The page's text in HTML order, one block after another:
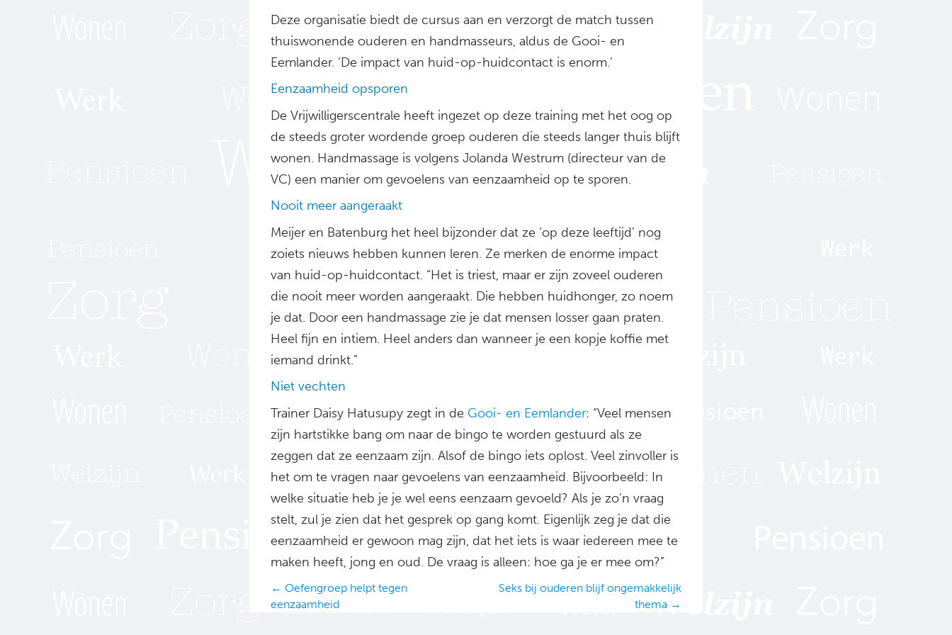
Deze organisatie biedt de cursus aan en verzorgt de match tussen
thuiswonende ouderen en handmasseurs, aldus de Gooi- en
Eemlander. ‘De impact van huid-op-huidcontact is enorm.’
Eenzaamheid opsporen
De Vrijwilligerscentrale heeft ingezet op deze training met het oog op
de steeds groter wordende groep ouderen die steeds langer thuis blijft
wonen. Handmassage is volgens Jolanda Westrum (directeur van de
VC) een manier om gevoelens van eenzaamheid op te sporen.
Nooit meer aangeraakt
Meijer en Batenburg het heel bijzonder dat ze ‘op deze leeftijd’ nog
zoiets nieuws hebben kunnen leren. Ze merken de enorme impact
van huid-op-huidcontact. “Het is triest, maar er zijn zoveel ouderen
die nooit meer worden aangeraakt. Die hebben huidhonger, zo noem
je dat. Door een handmassage zie je dat mensen losser gaan praten.
Heel fijn en intiem. Heel anders dan wanneer je een kopje koffie met
iemand drinkt.”
Niet vechten
Trainer Daisy Hatusupy zegt in de Gooi- en Eemlander: “Veel mensen
zijn hartstikke bang om naar de bingo te worden gestuurd als ze
zeggen dat ze eenzaam zijn. Alsof de bingo iets oplost. Veel zinvoller is
het om te vragen naar gevoelens van eenzaamheid. Bijvoorbeeld: In
welke situatie heb je je wel eens eenzaam gevoeld? Als je zo’n vraag
stelt, zul je zien dat het gesprek op gang komt. Eigenlijk zeg je dat die
eenzaamheid er gewoon mag zijn, dat het iets is waar iedereen mee te
maken heeft, jong en oud. De vraag is alleen: hoe ga je er mee om?”
Posts
navigation
← Oefengroep helpt tegen
eenzaamheid
Seks bij ouderen blijf ongemakkelijk
thema →